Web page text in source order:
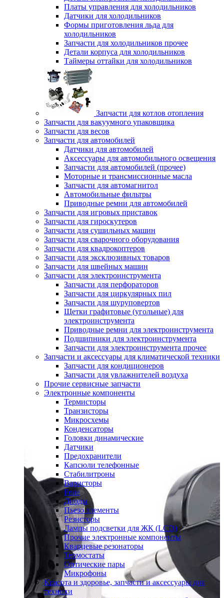
Платы управления для холодильников
Датчики для холодильников
Формы приготовления льда для
холодильников
Запчасти для холодильников прочее
Детали корпуса для холодильников
Таймеры оттайки для холодильников
Запчасти для котлов отопления
Запчасти для вакуумного упаковщика
Запчасти для весов
Запчасти для автомобилей
Датчики для автомобилей
Аксессуары для автомобильного освещения
Запчасти для автомобилей (прочее)
Моторные и трансмиссионные масла
Запчасти для автомагнитол
Автомобильные фильтры
Приводные ремни для автомобилей
Запчасти для игровых приставок
Запчасти для гироскутеров
Запчасти для сушильных машин
Запчасти для сварочного оборудования
Запчасти для квадрокоптеров
Запчасти для эксклюзивных товаров
Запчасти для швейных машин
Запчасти для электроинструмента
Запчасти для перфораторов
Запчасти для циркулярных пил
Запчасти для шуруповертов
Щетки графитовые (угольные) для
электроинструмента
Приводные ремни для электроинструмента
Подшипники для электроинструмента
Запчасти для электроинструмента прочее
Запчасти и аксессуары для климатической техники
Запчасти для кондиционеров
Запчасти для увлажнителей воздуха
Прочие сервисные запчасти
Электронные компоненты
Термисторы
Транзисторы
Микросхемы
Конденсаторы
Головки динамические
Датчики
Предохранители
Капсюли телефонные
Стабилитроны
Варисторы
Реле
Диоды
Пьезо элементы
Резисторы
Лампы подсветки для ЖК (LCD)
Прочие электронные компоненты
Кварцевые резонаторы
Термостаты
Оптические пары
Микрофоны
Красота и здоровье, запчасти и аксессуары для
техники